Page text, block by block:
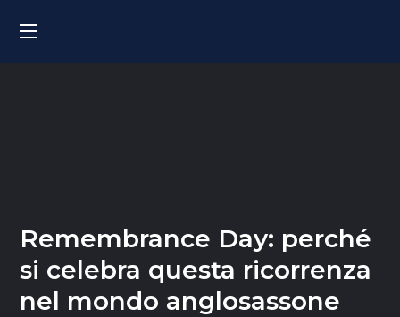
Remembrance Day: perché
si celebra questa ricorrenza
nel mondo anglosassone